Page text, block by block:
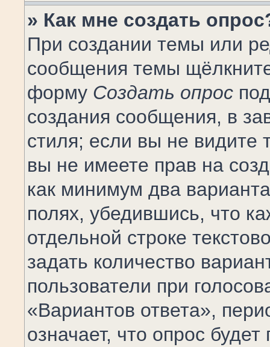
» Как мне создать
При создании темы или
сообщения темы
форму Создать опрос
создания сообщения, в
стиля; если вы не видите
вы не имеете прав на
как минимум два
полях, убедившись, что
отдельной строке
задать количество
пользователи при
«Вариантов ответа»,
означает, что опрос